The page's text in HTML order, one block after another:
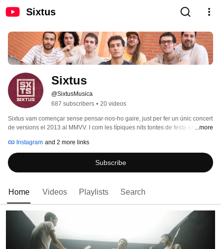
Sixtus
Sixtus
@SixtusMusica
687 subscribers • 20 videos
Sixtus vam començar sense pensar-nos-ho gaire, just per fer un únic concert
de versions el 2013 al MMVV. I com les típiques nits tontes de festa ens vam
després.
...more
Instagram and 2 more links
Subscribe
Home Videos Playlists Search